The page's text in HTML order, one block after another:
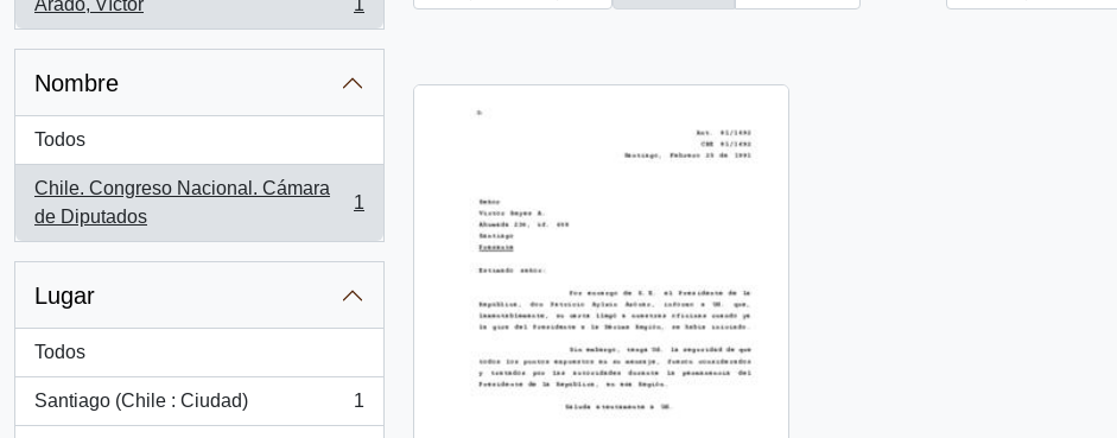
Arado, Víctor
, 1 resultados
1
Nombre
Todos
Chile. Congreso Nacional. Cámara
de Diputados
, 1 resultados
1
Lugar
Todos
Santiago (Chile : Ciudad)
, 1 resultados
1